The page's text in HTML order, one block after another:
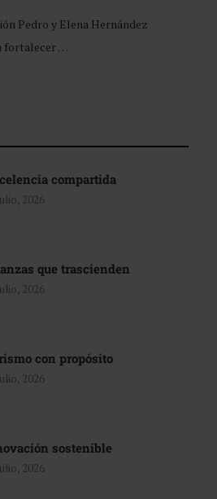
Pedro y Elena Hernández
fortalecer …
compartida
2026
que trascienden
2026
con propósito
2026
sostenible
2026